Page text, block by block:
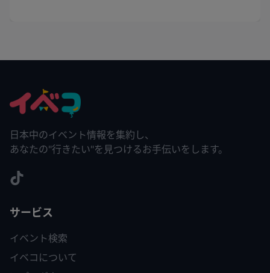
日本中のイベント情報を集約し、
あなたの"行きたい"を見つけるお手伝いをします。
サービス
イベント検索
イベコについて